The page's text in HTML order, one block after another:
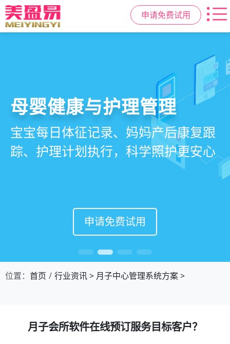
申请免费试用
智慧月子中心管理系统
一站式解决月子中心入住、护理、
餐饮、会员、财务、营销全流程管
理
申请免费试用
母婴健康与护理管理
宝宝每日体征记录、妈妈产后康复跟
踪、护理计划执行，科学照护更安心
申请免费试用
房态与预约管理
在线选房、预约入住、智能排房、资
源调度，提升入住率与客户满意度
申请免费试用
会员营销与智能锁客
会员积分、套餐定制、精准营销、客
户关怀，提升复购与转介绍
申请免费试用
位置： 首页 行业资讯> 月子中心管理系统方案>
月子会所软件在线预订服务目标客户？